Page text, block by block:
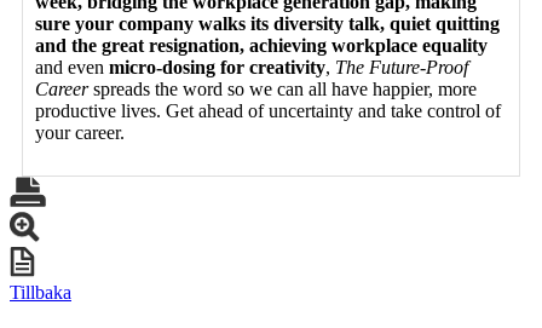
sure your company walks its diversity talk, quiet quitting
and the great resignation, achieving workplace equality
and even micro-dosing for creativity, The Future-Proof
Careerspreads the word so we can all have happier, more
productive lives. Get ahead of uncertainty and take control of
your career.
Tillbaka